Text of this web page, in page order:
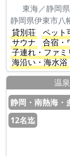
東海／静岡
静岡県伊東市八
貸別荘
ペット
サウナ
合宿・
子連れ・ファミ
海沿い・海水浴
温
静岡・南熱海・
12名迄